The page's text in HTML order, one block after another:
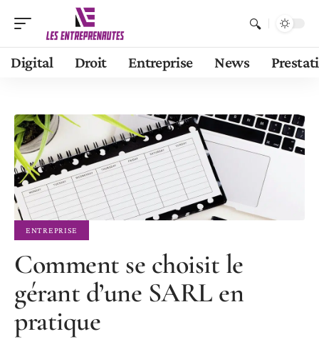
Digital Droit Entreprise News
ENTREPRISE
Comment se choisit le
gérant d’une SARL en
pratique